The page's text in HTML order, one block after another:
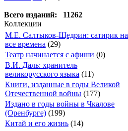
Всего изданий: 11262
Коллекции
М.Е. Салтыков-Щедрин: сатирик на
все времена (29)
Театр начинается с афиши (0)
В.И. Даль: хранитель
великорусского языка (11)
Книги, изданные в годы Великой
Отечественной войны (177)
Издано в годы войны в Чкалове
(Оренбурге) (199)
Китай и его жизнь (14)